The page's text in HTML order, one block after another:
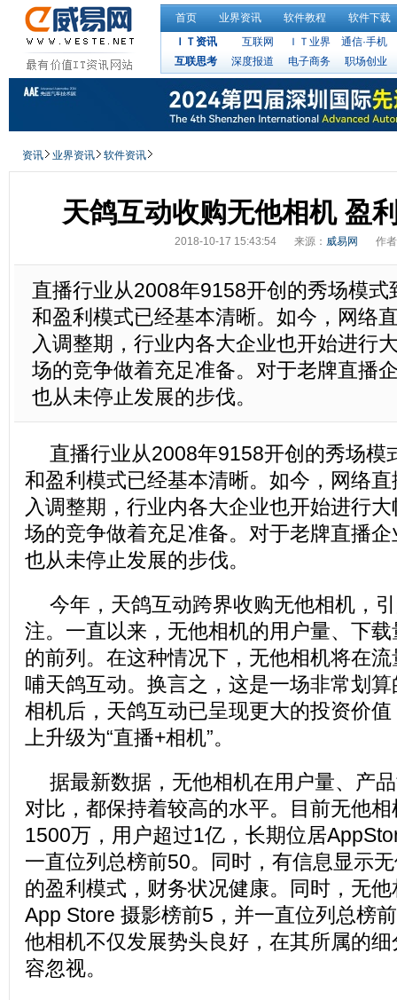
首页 业界资讯 软件教程
软件下载
ＩＴ资讯
互联网 ＩＴ业界
通信·手机
互联思考
深度报道 电子商务 职场创业
资讯 业界资讯 软件资讯
天鸽互动收购无他相机 盈
2018-10-17 15:43:54 来源： 威易网 作
直播行业从2008年9158开创的秀场模式
和盈利模式已经基本清晰。如今，网络
入调整期，行业内各大企业也开始进行
场的竞争做着充足准备。对于老牌直播
也从未停止发展的步伐。
直播行业从2008年9158开创的秀场模
和盈利模式已经基本清晰。如今，网络
入调整期，行业内各大企业也开始进行
场的竞争做着充足准备。对于老牌直播
也从未停止发展的步伐。
今年，天鸽互动跨界收购无他相机，
注。一直以来，无他相机的用户量、下
的前列。在这种情况下，无他相机将在
哺天鸽互动。换言之，这是一场非常划
相机后，天鸽互动已呈现更大的投资价
上升级为“直播+相机”。
据最新数据，无他相机在用户量、产
对比，都保持着较高的水平。目前无他
1500万，用户超过1亿，长期位居
一直位列总榜前50。同时，有信息显示
的盈利模式，财务状况健康。同时，无
App Store 摄影榜前5，并一直位列总榜
他相机不仅发展势头良好，在其所属的
容忽视。